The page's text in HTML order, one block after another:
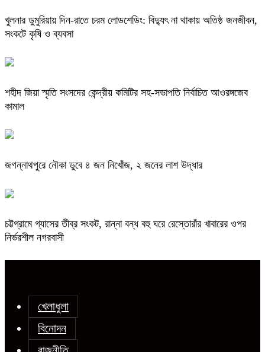
খুলনার ডুমুরিয়ায় দিন-রাতে চরম লোডশেডিং: বিদ্যুৎ না থাকায় অতিষ্ঠ জনজীবন,
সংকটে কৃষি ও ব্যবসা
শহীদ জিয়া স্মৃতি সংসদের কেন্দ্রীয় কমিটির সহ-সভাপতি নির্বাচিত আওরঙ্গজেব
কামাল
জগন্নাথপুরে নৌকা ডুবে ৪ জন নিখোঁজ, ২ জনের লাশ উদ্ধার
চট্টগ্রামে গ্যাসের তীব্র সংকট, রান্না বন্ধ বহু ঘরে রেস্তোরাঁর খাবারের ওপর
নির্ভরশীল নগরবাসী
খেলাধুলা
বিনোদন